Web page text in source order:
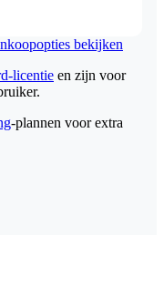
bekijken
licentie en zijn voor
-plannen voor extra